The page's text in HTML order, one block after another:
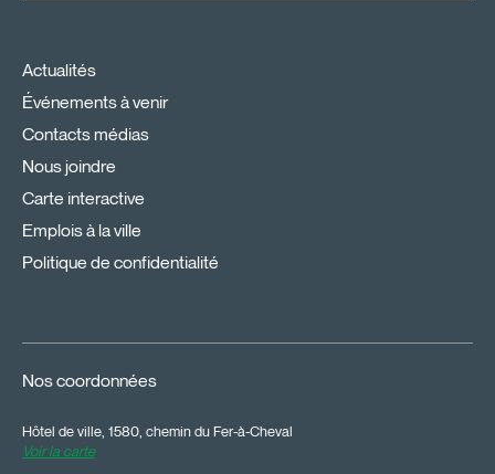
Actualités
Événements à venir
Contacts médias
Nous joindre
Carte interactive
Emplois à la ville
Politique de confidentialité
Nos coordonnées
Hôtel de ville, 1580, chemin du Fer-à-Cheval
Voir la carte